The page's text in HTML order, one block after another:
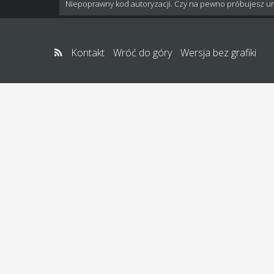
Niepoprawny kod autoryzacji. Czy na pewno próbujesz
Kontakt Wróć do góry Wersja bez grafiki